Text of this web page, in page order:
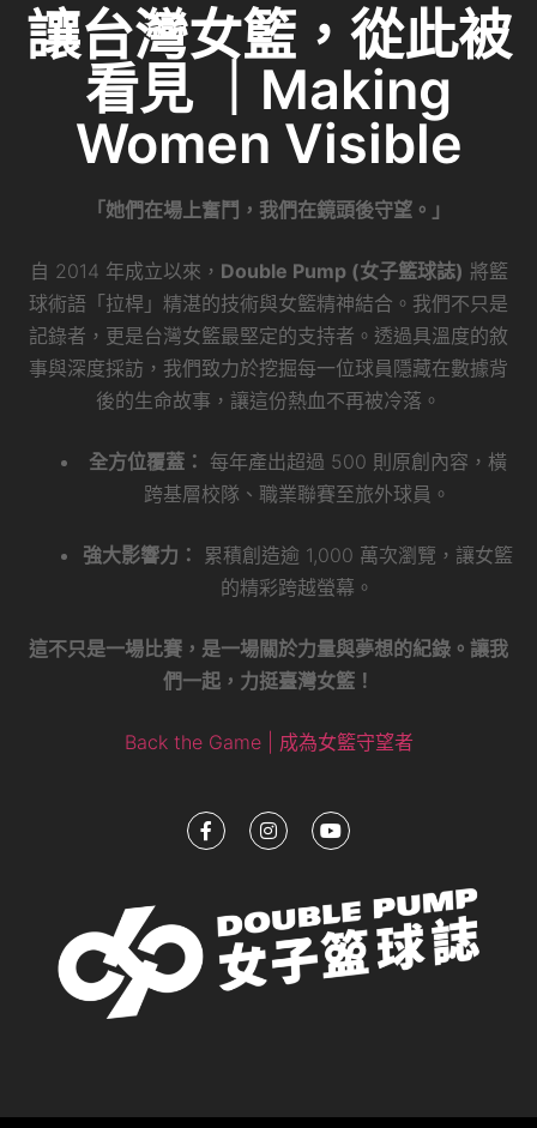
讓台灣女籃，從此被
看見 ｜Making
Women Visible
「她們在場上奮鬥，我們在鏡頭後守望。」
自 2014 年成立以來， Double Pump (女子籃球誌) 將籃
球術語「拉桿」精湛的技術與女籃精神結合。我們不只是
記錄者，更是台灣女籃最堅定的支持者。透過具溫度的敘
事與深度採訪，我們致力於挖掘每一位球員隱藏在數據背
後的生命故事，讓這份熱血不再被冷落。
全方位覆蓋： 每年產出超過 500 則原創內容，橫
跨基層校隊、職業聯賽至旅外球員。
強大影響力：
累積創造逾 1,000 萬次瀏覽，讓女籃
的精彩跨越螢幕。
這不只是一場比賽，是一場關於力量與夢想的紀錄。讓我
們一起，力挺臺灣女籃！
Back the Game | 成為女籃守望者